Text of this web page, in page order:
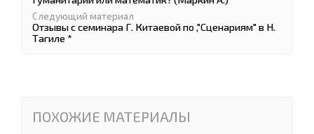
Следующий материал
Отзывы с семинара Г. Китаевой по ,"Сценариям" в Н.
Тагиле *
ПОХОЖИЕ МАТЕРИАЛЫ